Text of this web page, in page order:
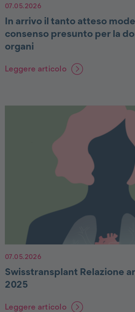
07.05.2026
In arrivo il tanto atteso
consenso presunto per la
organi
Leggere articolo
07.05.2026
Swisstransplant Relazione
2025
Leggere articolo